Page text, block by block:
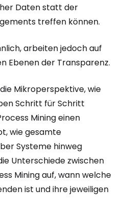
Daten statt der
treffen können.
arbeiten jedoch auf
Ebenen der Transparenz.
Mikroperspektive, wie
Schritt für Schritt
Mining einen
wie gesamte
Systeme hinweg
Unterschiede zwischen
Mining auf, wann welche
ist und ihre jeweiligen